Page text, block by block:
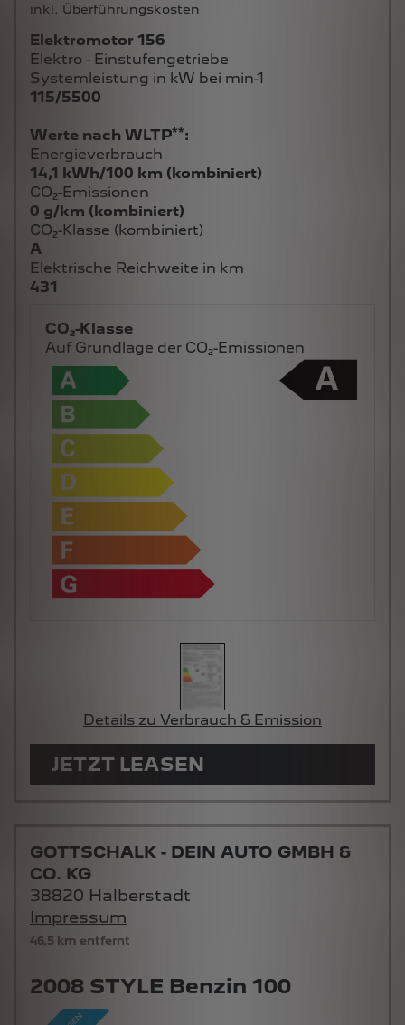
inkl. Überführungskosten
Elektromotor 156
Elektro - Einstufengetriebe
Systemleistung in kW bei min-1
115/5500
Werte nach WLTP**:
Energieverbrauch
14,1 kWh/100 km (kombiniert)
CO₂-Emissionen
0 g/km (kombiniert)
CO₂-Klasse (kombiniert)
A
Elektrische Reichweite in km
431
CO₂-Klasse
Auf Grundlage der CO₂-Emissionen
Details zu Verbrauch & Emission
JETZT LEASEN
46,5 km entfernt
2008 STYLE Benzin 100
GOTTSCHALK - DEIN AUTO GMBH &
CO. KG
38820 Halberstadt
Impressum